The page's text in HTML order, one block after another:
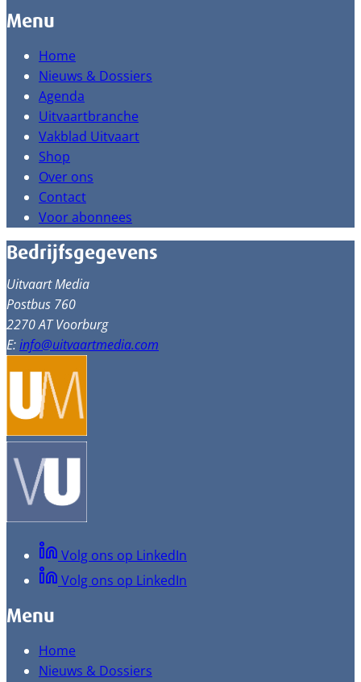
Menu
Home
Nieuws & Dossiers
Agenda
Uitvaartbranche
Vakblad Uitvaart
Shop
Over ons
Contact
Voor abonnees
Bedrijfsgegevens
Uitvaart Media
Postbus 760
2270 AT Voorburg
E:info@uitvaartmedia.com
Volg ons op LinkedIn
Volg ons op LinkedIn
Menu
Home
Nieuws & Dossiers